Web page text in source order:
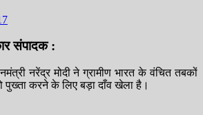
संपादक :
नरेंद्र मोदी ने ग्रामीण भारत के वंचित तबकों
पुख्ता करने के लिए बड़ा दाँव खेला है।